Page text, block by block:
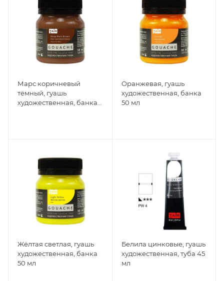
Марс коричневый
тёмный, гуашь
художественная, банка
Оранжевая, гуашь
художественная, банка
50 мл
Жёлтая светлая, гуашь
художественная, банка
50 мл
Белила цинковые, гуашь
художественная, туба 45
мл